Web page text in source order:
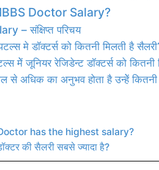
MBBS Doctor Salary?
– संक्षिप्त परिचय
मे डॉक्टर्स को कितनी मिलती है
मेें जूनियर रेजिडेन्ट डॉक्टर्स को कितनी
से अधिक का अनुभव होता है उन्हेें कितनी
has the highest salary?
की सैलरी सबसे ज्यादा है?